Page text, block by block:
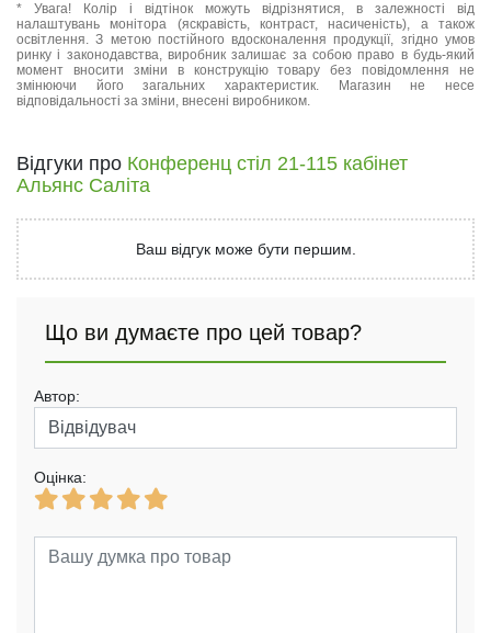
* Увага! Колір і відтінок можуть відрізнятися, в залежності від
налаштувань монітора (яскравість, контраст, насиченість), а також
освітлення. З метою постійного вдосконалення продукції, згідно умов
ринку і законодавства, виробник залишає за собою право в будь-який
момент вносити зміни в конструкцію товару без повідомлення не
змінюючи його загальних характеристик. Магазин не несе
відповідальності за зміни, внесені виробником.
Відгуки про Конференц стіл 21-115 кабінет
Альянс Саліта
Ваш відгук може бути першим.
Що ви думаєте про цей товар?
Автор:
Оцінка: